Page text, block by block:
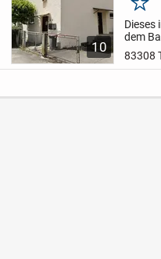
10
Dieses
dem
83308